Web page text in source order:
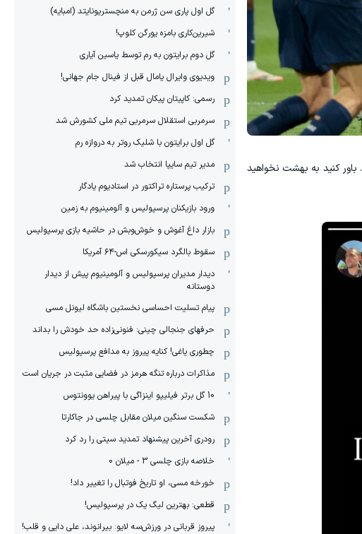
‏کنید به بهشت نخواهید
گل اول پاری سن ژرمن به منچستریونایتد (امبایه)
شیرین‌کاری بامزه یورگن کلوپ!
گل دوم برایتون به رم توسط یاسین آیاری
ویدیوی وایرال یامال قبل از فینال جام جهانی!
رسمی: کاپیتان پیکان تمدید کرد
سرمربی استقلال سرمربی تیم ملی کشورش شد
گل اول برایتون با شلیک روتر به دروازه رم
مدیر تیم سایپا انتخاب شد
ترکیب پرستاره تراکتور در استادیوم یادگار
ورود بازیکنان پرسپولیس و آلومینیوم به زمین
بازار داغ آغوش و خوش‌و‌بش در حاشیه بازی پرسپولیس
سقوط بالگرد سیکورسکی اس-۶۴ آمریکا
دیدار مدیران پرسپولیس و آلومینیوم پیش از دیدار
دوستانه
پیام تسلیت احساسی نخستین باشگاه لیونل مسی
حرفهای جنجالی چینی: فنونی‌زاده حد خودش را بداند
چطوری یاغی! کنایه پیروز به مدافع پرسپولیس
مذاکرات درباره تنگه هرمز در فضایی مثبت در جریان است
10 گل برتر فیلیپو اینزاگی با پیراهن یوونتوس
شکست سنگین میلان مقابل چلسی در جاکارتا
رودری آخرین پیشنهاد تمدید سیتی را رد کرد
خلاصه بازی چلسی 3 - میلان 0
خورخه مسی، او تاریخ فوتبال را تغییر داد!
قطعی: بهترین لیگ یک در پرسپولیس!
پیروز قربانی در ورزش‌سه لایو: بیرانوند، علی دایی و قلب!